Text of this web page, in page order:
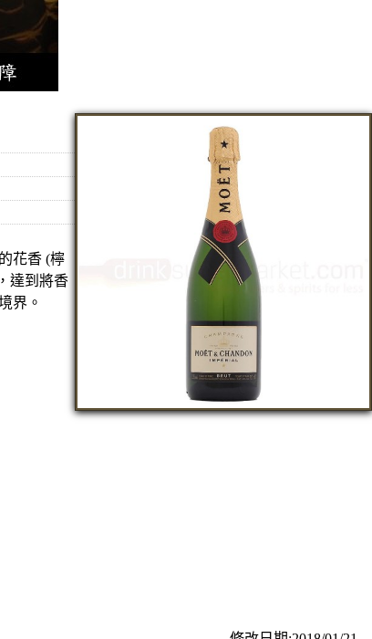
花香 (檸
達到將香
界。